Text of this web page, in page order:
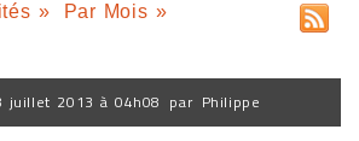
» Par Mois »
juillet 2013 à 04h08 par Philippe